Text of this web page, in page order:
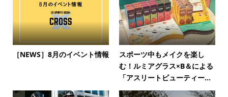
［NEWS］8月のイベント情報
スポーツ中もメイクを楽し
む！ルミアグラス×B＆による
「アスリートビューティー...